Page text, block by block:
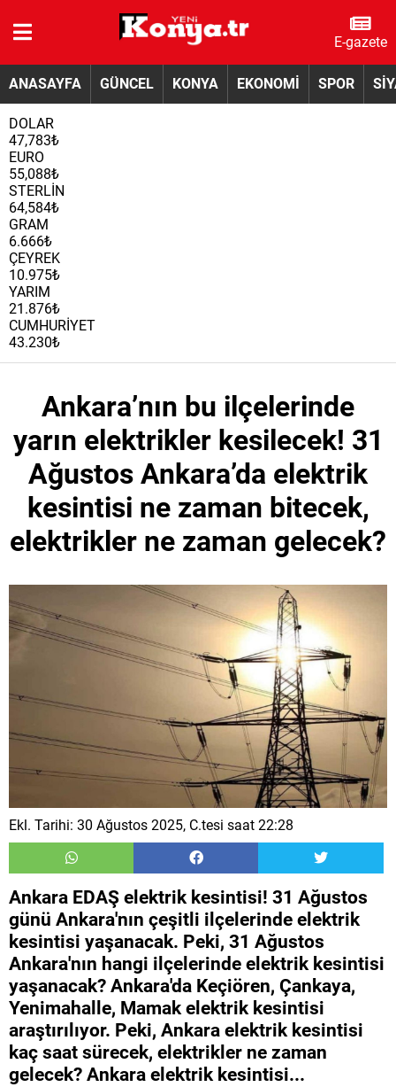
E-gazete
ANASAYFA GÜNCEL KONYA EKONOMİ SPOR
DOLAR
47,783₺
EURO
55,088₺
STERLİN
64,584₺
GRAM
6.666₺
ÇEYREK
10.975₺
YARIM
21.876₺
CUMHURİYET
43.230₺
Ankara’nın bu ilçelerinde
yarın elektrikler kesilecek! 31
Ağustos Ankara’da elektrik
kesintisi ne zaman bitecek,
elektrikler ne zaman gelecek?
Ekl. Tarihi: 30 Ağustos 2025, C.tesi saat 22:28
Ankara EDAŞ elektrik kesintisi! 31 Ağustos
günü Ankara'nın çeşitli ilçelerinde elektrik
kesintisi yaşanacak. Peki, 31 Ağustos
Ankara'nın hangi ilçelerinde elektrik kesintisi
yaşanacak? Ankara'da Keçiören, Çankaya,
Yenimahalle, Mamak elektrik kesintisi
araştırılıyor. Peki, Ankara elektrik kesintisi
kaç saat sürecek, elektrikler ne zaman
gelecek? Ankara elektrik kesintisi...